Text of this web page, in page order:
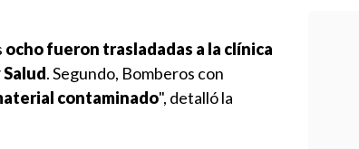
ocho fueron trasladadas a la clínica
. Segundo, Bomberos con
contaminado", detalló la